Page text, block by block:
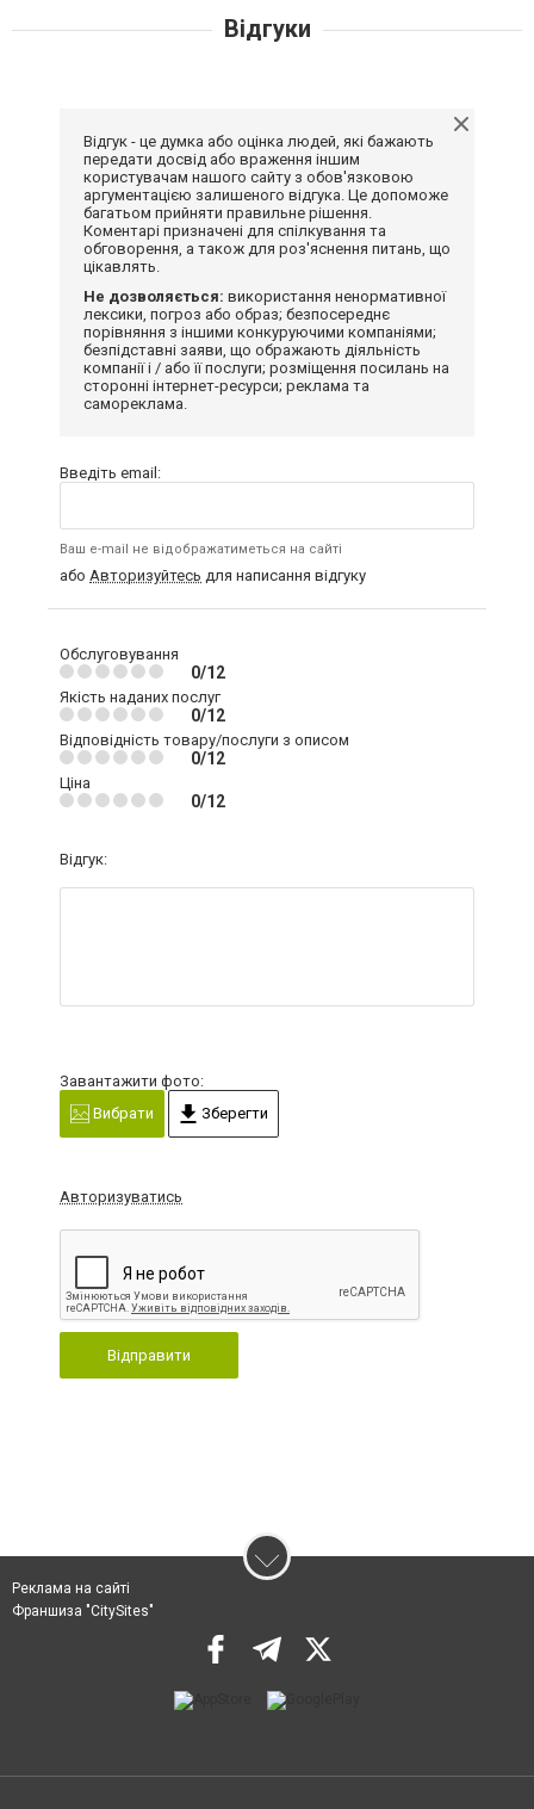
Відгуки
Відгук - це думка або оцінка людей, які бажають
передати досвід або враження іншим
користувачам нашого сайту з обов'язковою
аргументацією залишеного відгука. Це допоможе
багатьом прийняти правильне рішення.
Коментарі призначені для спілкування та
обговорення, а також для роз'яснення питань, що
цікавлять.
Не дозволяється: використання ненормативної
лексики, погроз або образ; безпосереднє
порівняння з іншими конкуруючими компаніями;
безпідставні заяви, що ображають діяльність
компанії і / або її послуги; розміщення посилань на
сторонні інтернет-ресурси; реклама та
самореклама.
Введіть email:
Ваш e-mail не відображатиметься на сайті
або Авторизуйтесь для написання відгуку
Обслуговування
0/12
Якість наданих послуг
0/12
Відповідність товару/послуги з описом
0/12
Ціна
0/12
Відгук:
Завантажити фото:
Вибрати
Зберегти
Авторизуватись
Відправити
Реклама на сайті
Франшиза "CitySites"